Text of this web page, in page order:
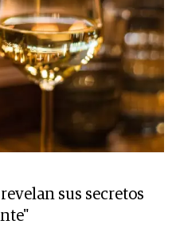
sus secretos